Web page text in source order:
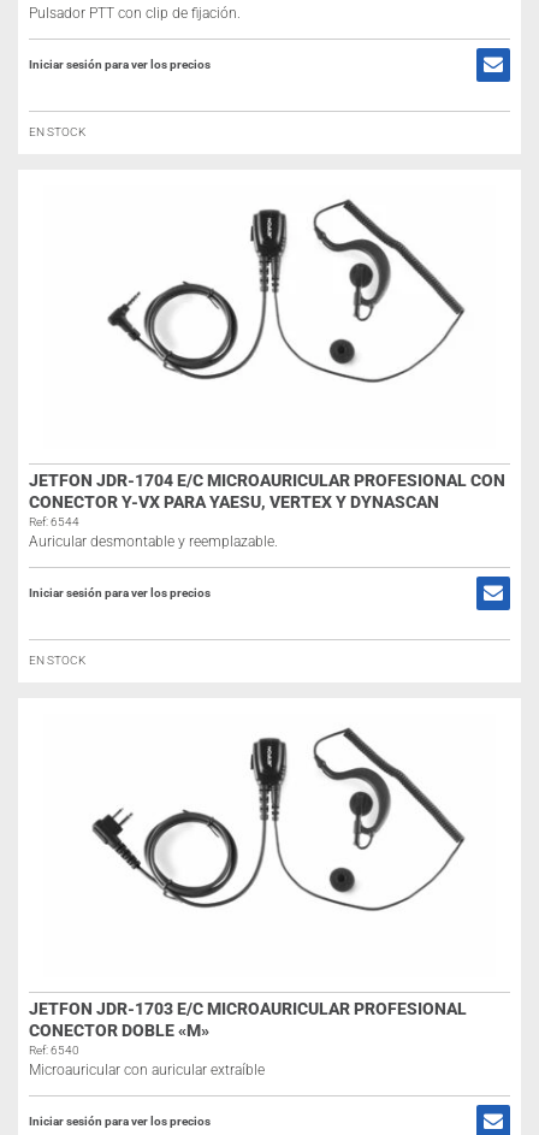
Pulsador PTT con clip de fijación.
Iniciar sesión para ver los precios
EN STOCK
JETFON JDR-1704 E/C MICROAURICULAR PROFESIONAL CON
CONECTOR Y-VX PARA YAESU, VERTEX Y DYNASCAN
Ref: 6544
Auricular desmontable y reemplazable.
Iniciar sesión para ver los precios
EN STOCK
JETFON JDR-1703 E/C MICROAURICULAR PROFESIONAL
CONECTOR DOBLE «M»
Ref: 6540
Microauricular con auricular extraíble
Iniciar sesión para ver los precios